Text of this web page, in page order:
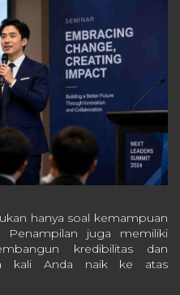
hanya soal kemampuan
Penampilan juga memiliki
kredibilitas dan
kali Anda naik ke atas